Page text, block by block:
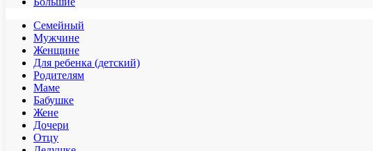
Семейный
Мужчине
Женщине
Для ребенка (детский)
Родителям
Маме
Бабушке
Жене
Дочери
Отцу